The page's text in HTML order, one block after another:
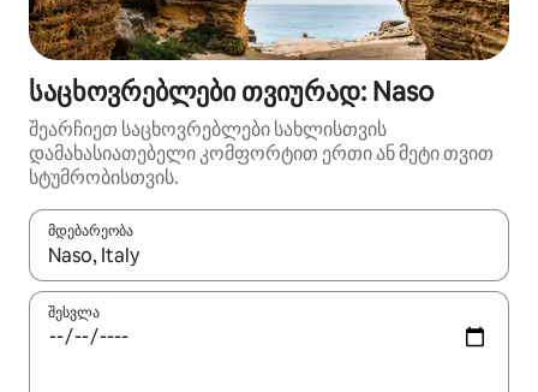
საცხოვრებლები თვიურად: Naso
შეარჩიეთ საცხოვრებლები სახლისთვის
დამახასიათებელი კომფორტით ერთი ან მეტი თვით
სტუმრობისთვის.
მდებარეობა
როცა შედეგები ხელმისაწვდომი გახდება, ნავიგაციისთვის
შესვლა